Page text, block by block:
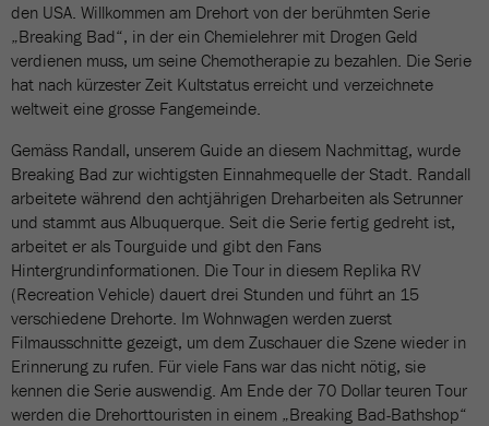
den USA. Willkommen am Drehort von der berühmten Serie
„Breaking Bad“, in der ein Chemielehrer mit Drogen Geld
verdienen muss, um seine Chemotherapie zu bezahlen. Die Serie
hat nach kürzester Zeit Kultstatus erreicht und verzeichnete
weltweit eine grosse Fangemeinde.
Gemäss Randall, unserem Guide an diesem Nachmittag, wurde
Breaking Bad zur wichtigsten Einnahmequelle der Stadt. Randall
arbeitete während den achtjährigen Dreharbeiten als Setrunner
und stammt aus Albuquerque. Seit die Serie fertig gedreht ist,
arbeitet er als Tourguide und gibt den Fans
Hintergrundinformationen. Die Tour in diesem Replika RV
(Recreation Vehicle) dauert drei Stunden und führt an 15
verschiedene Drehorte. Im Wohnwagen werden zuerst
Filmausschnitte gezeigt, um dem Zuschauer die Szene wieder in
Erinnerung zu rufen. Für viele Fans war das nicht nötig, sie
kennen die Serie auswendig. Am Ende der 70 Dollar teuren Tour
werden die Drehorttouristen in einem „Breaking Bad-Bathshop“